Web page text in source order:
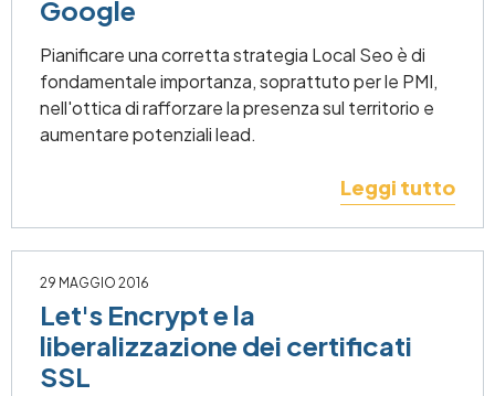
Google
Pianificare una corretta strategia Local Seo è di
fondamentale importanza, soprattuto per le PMI,
nell'ottica di rafforzare la presenza sul territorio e
aumentare potenziali lead.
Leggi tutto
29 MAGGIO 2016
Let's Encrypt e la
liberalizzazione dei certificati
SSL